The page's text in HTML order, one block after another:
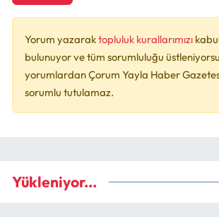
Yorum yazaraktopluluk kurallarımızı
bulunuyor ve tüm sorumluluğu
yorumlardan Çorum Yayla Haber
sorumlu tutulamaz.
Yükleniyor...